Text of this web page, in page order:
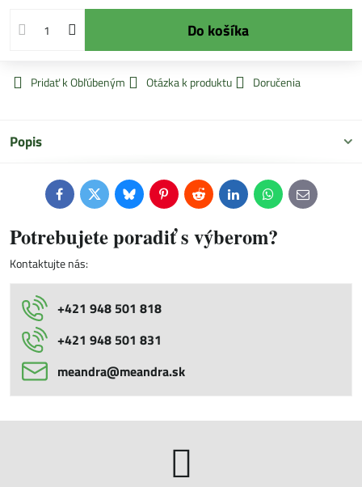
Do košíka
Pridať k Obľúbeným Otázka k produktu Doručenia
Popis
FacebookTwitterBlueskyPinterestReddit LinkedInWhatsApp
E-
mail
Potrebujete poradiť s výberom?
Kontaktujte nás:
+421 948 501 818
+421 948 501 831
meandra​@meandra​.sk